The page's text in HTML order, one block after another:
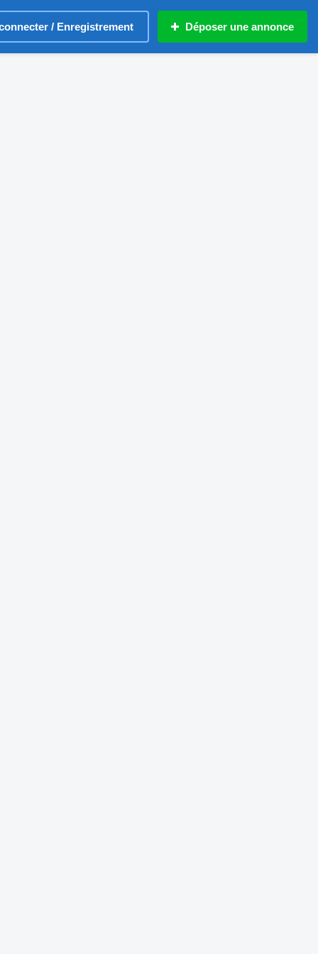
/ Enregistrement Déposer une annonce